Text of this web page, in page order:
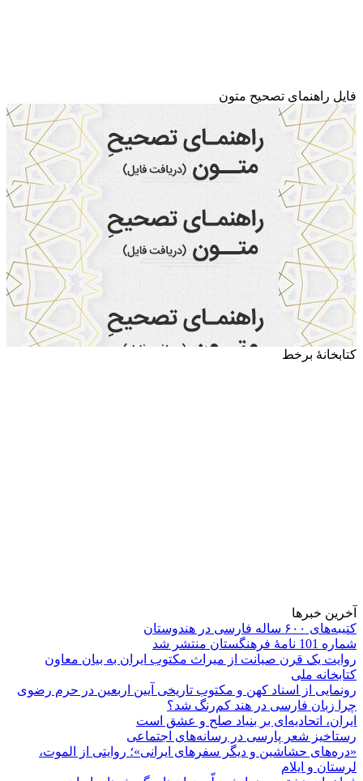
فایل راهنمای تصحیح متون
کتابخانۀ برخط
آخرین خبرها
کتیبه‌های ۶۰۰ ساله فارسی در هندوستان
شماره 101 نامۀ فرهنگستان منتشر شد
روایت یک قرن صیانت از میراث مکتوب ایران به بیان معاون
کتابخانه ملی
رونمایی از اسناد کهن و مکتوب تاریخی آیین اربعین در حرم رضوی
چرا زبان فارسی در هند کم‌رنگ شد؟
ایران، اتحادیه‌ای بر بنیاد صلح و عشق است
رستاخیز شعر پارسی در رسانه‌های اجتماعی
«دره‌های حشاشین و دیگر سفرهای ایرانی»؛ روایتی از الموت،
لرستان و ایلام